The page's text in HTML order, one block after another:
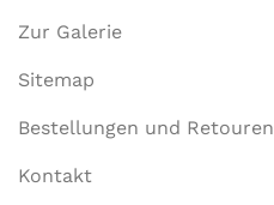
Zur Galerie
Sitemap
Bestellungen und Retouren
Kontakt